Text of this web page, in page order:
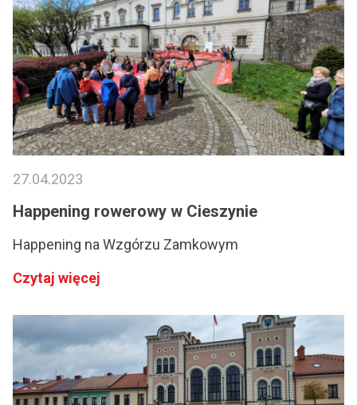
27.04.2023
Happening rowerowy w Cieszynie
Happening na Wzgórzu Zamkowym
Czytaj więcej